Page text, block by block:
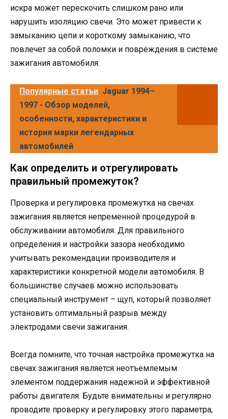
искра может перескочить слишком рано или
нарушить изоляцию свечи. Это может привести к
замыканию цепи и короткому замыканию, что
повлечет за собой поломки и повреждения в системе
зажигания автомобиля.
Популярные статьи Jaguar 1994–
1997 - Обзор моделей,
особенности, характеристики и
история марки легендарных
автомобилей
Как определить и отрегулировать
правильный промежуток?
Проверка и регулировка промежутка на свечах
зажигания является непременной процедурой в
обслуживании автомобиля. Для правильного
определения и настройки зазора необходимо
учитывать рекомендации производителя и
характеристики конкретной модели автомобиля. В
большинстве случаев можно использовать
специальный инструмент – щуп, который позволяет
установить оптимальный разрыв между
электродами свечи зажигания.
Всегда помните, что точная настройка промежутка на
свечах зажигания является неотъемлемым
элементом поддержания надежной и эффективной
работы двигателя. Будьте внимательны и регулярно
проводите проверку и регулировку этого параметра,